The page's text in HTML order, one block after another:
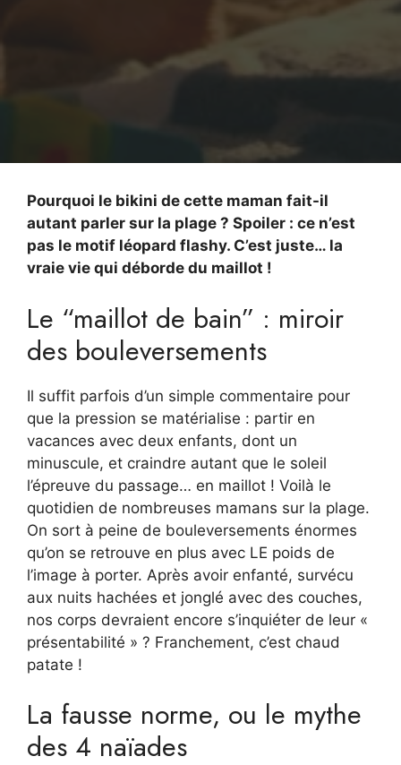
Pourquoi le bikini de cette maman fait-il
autant parler sur la plage ? Spoiler : ce n’est
pas le motif léopard flashy. C’est juste… la
vraie vie qui déborde du maillot !
Le “maillot de bain” : miroir
des bouleversements
Il suffit parfois d’un simple commentaire pour
que la pression se matérialise : partir en
vacances avec deux enfants, dont un
minuscule, et craindre autant que le soleil
l’épreuve du passage… en maillot ! Voilà le
quotidien de nombreuses mamans sur la plage.
On sort à peine de bouleversements énormes
qu’on se retrouve en plus avec LE poids de
l’image à porter. Après avoir enfanté, survécu
aux nuits hachées et jonglé avec des couches,
nos corps devraient encore s’inquiéter de leur «
présentabilité » ? Franchement, c’est chaud
patate !
La fausse norme, ou le mythe
des 4 naïades